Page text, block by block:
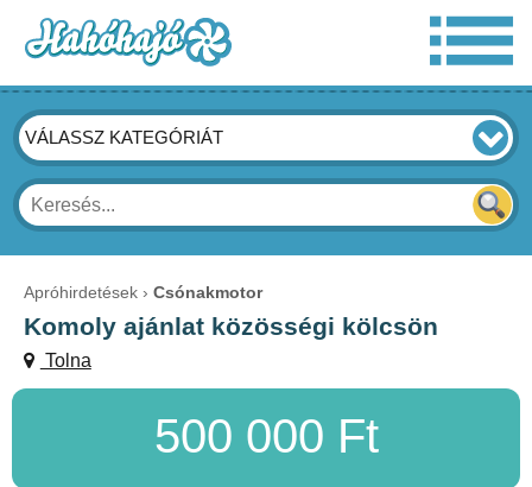
VÁLASSZ KATEGÓRIÁT
Apróhirdetések Csónakmotor
Komoly ajánlat közösségi kölcsön
Tolna
500 000 Ft